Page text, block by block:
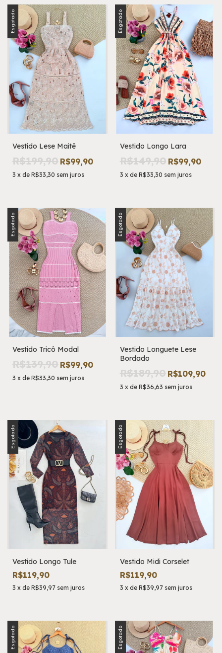
Esgotado
Vestido Lese Maitê
R$199,90 R$99,90
3 x de R$33,30 sem juros
Esgotado
Vestido Longo Lara
R$149,90 R$99,90
3 x de R$33,30 sem juros
Esgotado
Vestido Tricô Modal
R$139,90 R$99,90
3 x de R$33,30 sem juros
Esgotado
Vestido Longuete Lese
Bordado
R$189,90 R$109,90
3 x de R$36,63 sem juros
Esgotado
Vestido Longo Tule
R$119,90
3 x de R$39,97 sem juros
Esgotado
Vestido Midi Corselet
R$119,90
3 x de R$39,97 sem juros
Esgotado Esgotado